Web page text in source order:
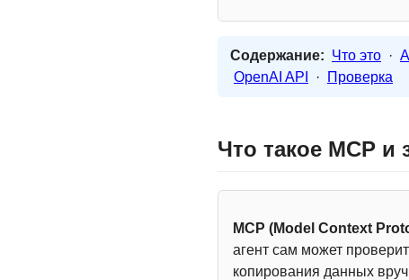
Содержание: Что это ·
OpenAI API
· Проверка
Что такое MCP и
MCP (Model Context
агент сам может
копирования данных